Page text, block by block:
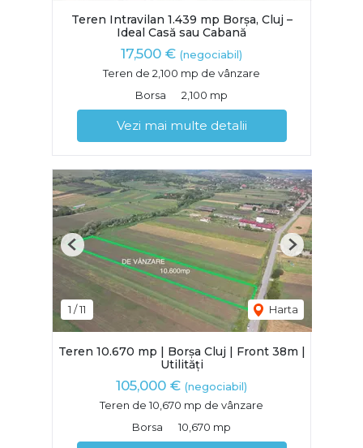
Teren Intravilan 1.439 mp Borșa, Cluj –
Ideal Casă sau Cabană
17,500 € (negociabil)
Teren de 2,100 mp de vânzare
Borsa
2,100 mp
Vezi mai multe detalii
1 /11 Harta
Previous Next
Teren 10.670 mp | Borșa Cluj | Front 38m |
Utilități
105,000 € (negociabil)
Teren de 10,670 mp de vânzare
Borsa
10,670 mp